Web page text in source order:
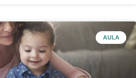
AULA